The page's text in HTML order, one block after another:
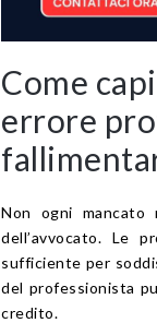
Come
errore
Non ogni mancato
dell’avvocato. Le
sufficiente per
del professionista
credito.